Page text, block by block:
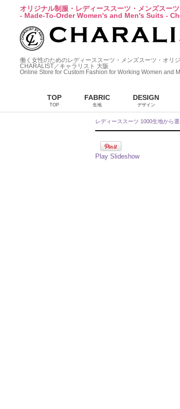
オリジナル制服・レディーススーツ・メンズスー
- Made-To-Order Women's and Men's Suits -
働く女性のためのレディーススーツ・メンズスーツ・オリ
CHARALIST／キャラリスト 大阪
Online Store for Custom Fashion for Working Women and
TOP
TOP
FABRIC
生地
DESIGN
デザイン
レディーススーツ 1000生地から
Play Slideshow